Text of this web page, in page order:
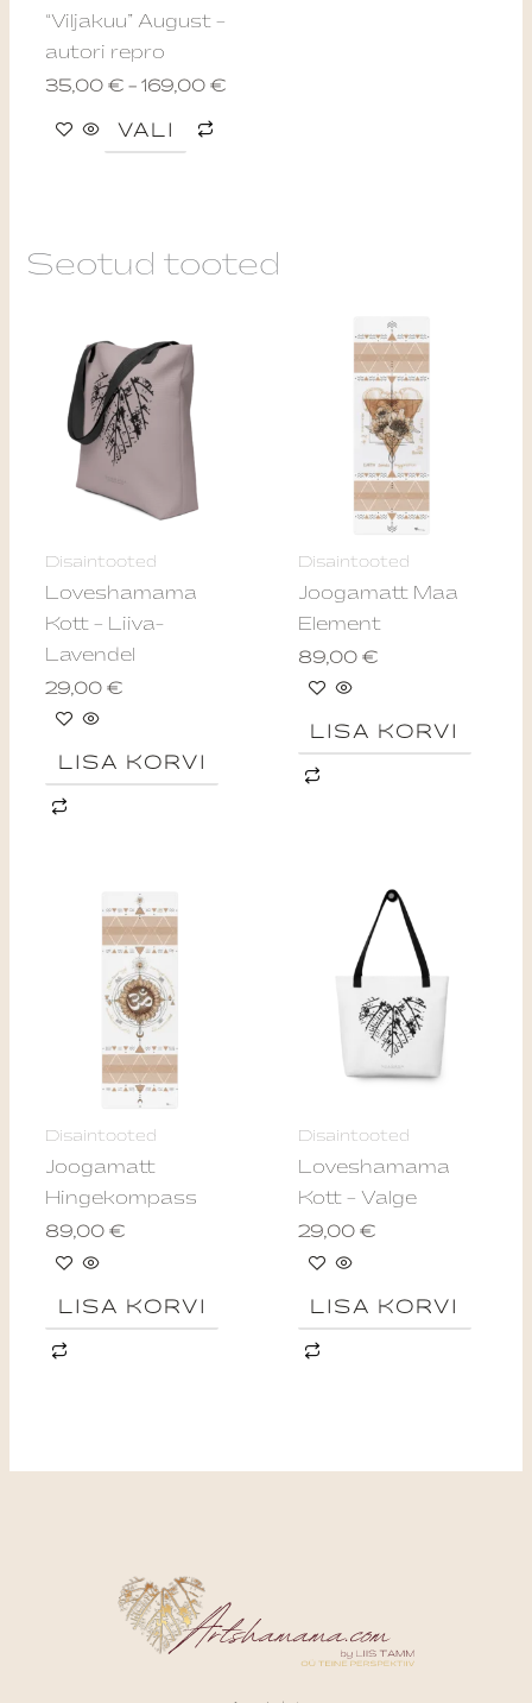
“Viljakuu” August –
autori repro
35,00€ – 169,00€
VALI
the
Seotud tooted
Disaintooted
Loveshamama
Kott – Liiva-
Lavendel
29,00€
LISA KORVI
Disaintooted
Joogamatt Maa
Element
89,00 €
LISA KORVI
Disaintooted
Joogamatt
Hingekompass
89,00€
LISA KORVI
Disaintooted
Loveshamama
Kott – Valge
29,00 €
LISA KORVI